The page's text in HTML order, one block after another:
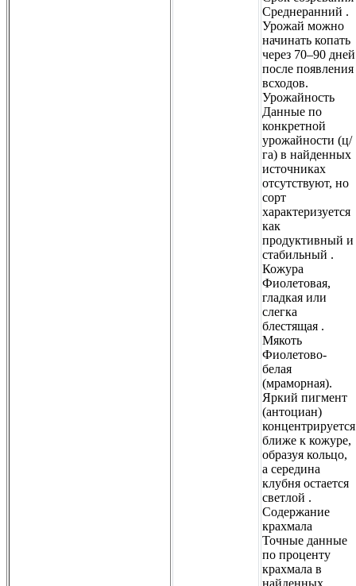
Среднеранний .
Урожай можно
начинать копать
через 70–90 дней
после появления
всходов.
Урожайность
Данные по
конкретной
урожайности (ц/
га) в найденных
источниках
отсутствуют, но
сорт
характеризуется
как
продуктивный и
стабильный .
Кожура
Фиолетовая,
гладкая или
слегка
блестящая .
Мякоть
Фиолетово-
белая
(мраморная).
Яркий пигмент
(антоциан)
концентрируется
ближе к кожуре,
образуя кольцо,
а середина
клубня остается
светлой .
Содержание
крахмала
Точные данные
по проценту
крахмала в